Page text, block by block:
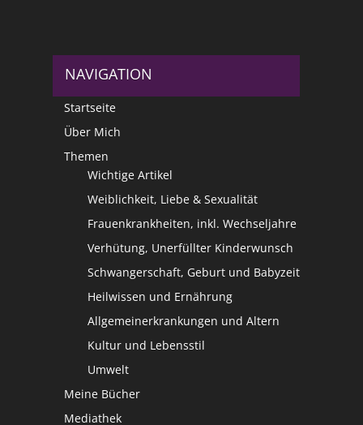
NAVIGATION
Startseite
Über Mich
Themen
Wichtige Artikel
Weiblichkeit, Liebe & Sexualität
Frauenkrankheiten, inkl. Wechseljahre
Verhütung, Unerfüllter Kinderwunsch
Schwangerschaft, Geburt und Babyzeit
Heilwissen und Ernährung
Allgemeinerkrankungen und Altern
Kultur und Lebensstil
Umwelt
Meine Bücher
Mediathek